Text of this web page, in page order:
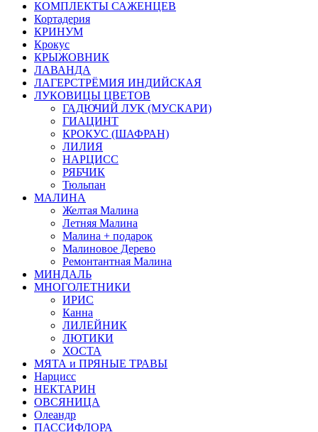
КОМПЛЕКТЫ САЖЕНЦЕВ
Кортадерия
КРИНУМ
Крокус
КРЫЖОВНИК
ЛАВАНДА
ЛАГЕРСТРЁМИЯ ИНДИЙСКАЯ
ЛУКОВИЦЫ ЦВЕТОВ
ГАДЮЧИЙ ЛУК (МУСКАРИ)
ГИАЦИНТ
КРОКУС (ШАФРАН)
ЛИЛИЯ
НАРЦИСС
РЯБЧИК
Тюльпан
МАЛИНА
Желтая Малина
Летняя Малина
Малина + подарок
Малиновое Дерево
Ремонтантная Малина
МИНДАЛЬ
МНОГОЛЕТНИКИ
ИРИС
Канна
ЛИЛЕЙНИК
ЛЮТИКИ
ХОСТА
МЯТА и ПРЯНЫЕ ТРАВЫ
Нарцисс
НЕКТАРИН
ОВСЯНИЦА
Олеандр
ПАССИФЛОРА